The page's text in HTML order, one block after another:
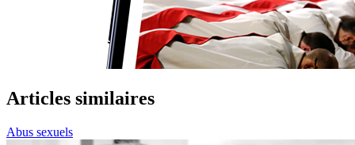
Articles similaires
Abus sexuels